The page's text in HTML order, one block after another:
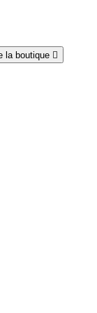
la boutique 